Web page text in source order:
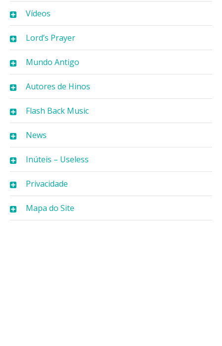
Vídeos
Lord’s Prayer
Mundo Antigo
Autores de Hinos
Flash Back Music
News
Inúteis – Useless
Privacidade
Mapa do Site